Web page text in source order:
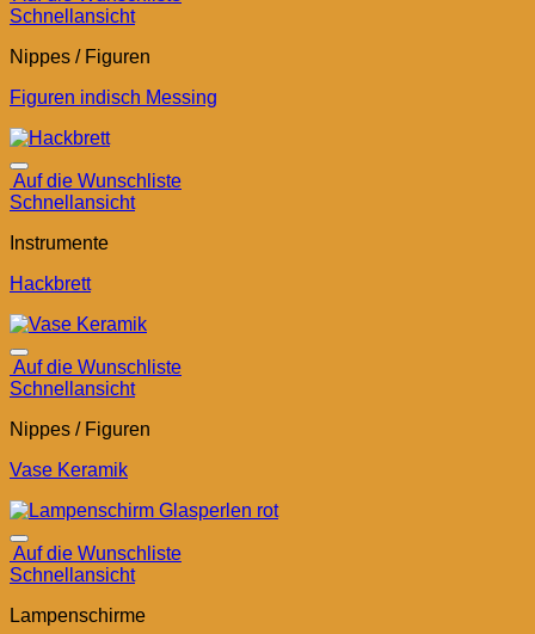
Schnellansicht
Nippes / Figuren
Figuren indisch Messing
Auf die Wunschliste
Schnellansicht
Instrumente
Hackbrett
Auf die Wunschliste
Schnellansicht
Nippes / Figuren
Vase Keramik
Auf die Wunschliste
Schnellansicht
Lampenschirme